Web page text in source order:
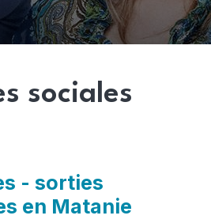
sociales
- sorties
en Matanie